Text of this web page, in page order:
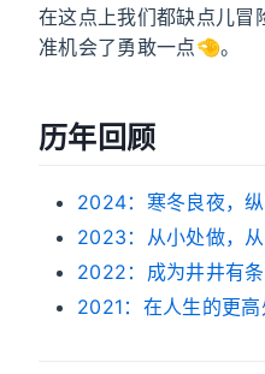
在这点上我们都缺点儿冒
准机会了勇敢一点🤏。
历年回顾
2024：寒冬良夜，
2023：从小处做，
2022：成为井井有
2021：在人生的更